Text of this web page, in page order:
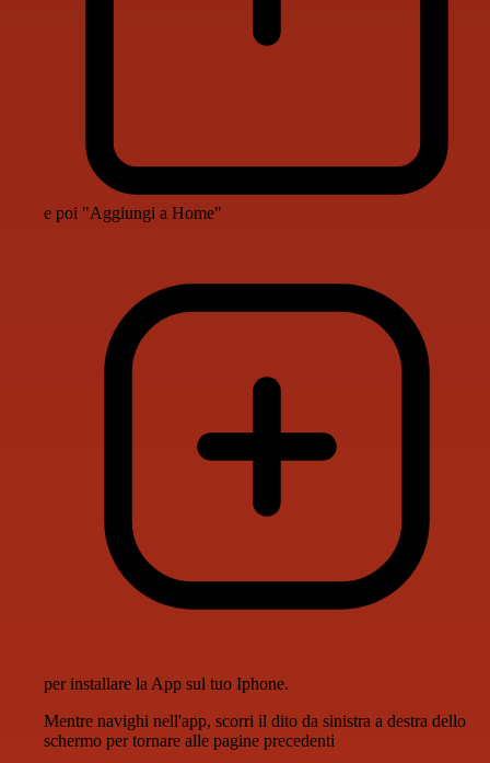
e poi "Aggiungi a Home"
per installare la App sul tuo Iphone.
Mentre navighi nell'app, scorri il dito da sinistra a destra dello
schermo per tornare alle pagine precedenti